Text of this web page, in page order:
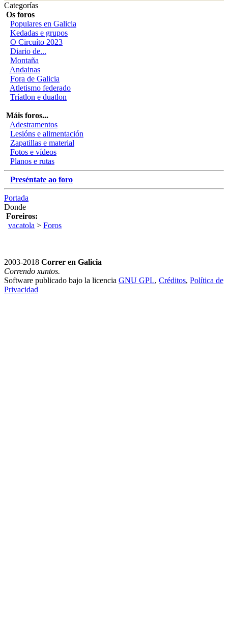
Categorías
Os foros
Populares en Galicia
Kedadas e grupos
O Circuíto 2023
Diario de...
Montaña
Andainas
Fora de Galicia
Atletismo federado
Tríatlon e duatlon
Máis foros...
Adestramentos
Lesións e alimentación
Zapatillas e material
Fotos e vídeos
Planos e rutas
Preséntate ao foro
Portada
Donde
Foreiros:
vacatola > Foros
2003-2018 Correr en Galicia
Correndo xuntos.
Software publicado bajo la licencia GNU GPL, Créditos, Política de
Privacidad